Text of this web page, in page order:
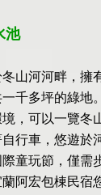
池
山河河畔，擁
千多坪的綠地
，可以一覽冬
行車，悠遊於
童玩節，僅需
阿宏包棟民宿